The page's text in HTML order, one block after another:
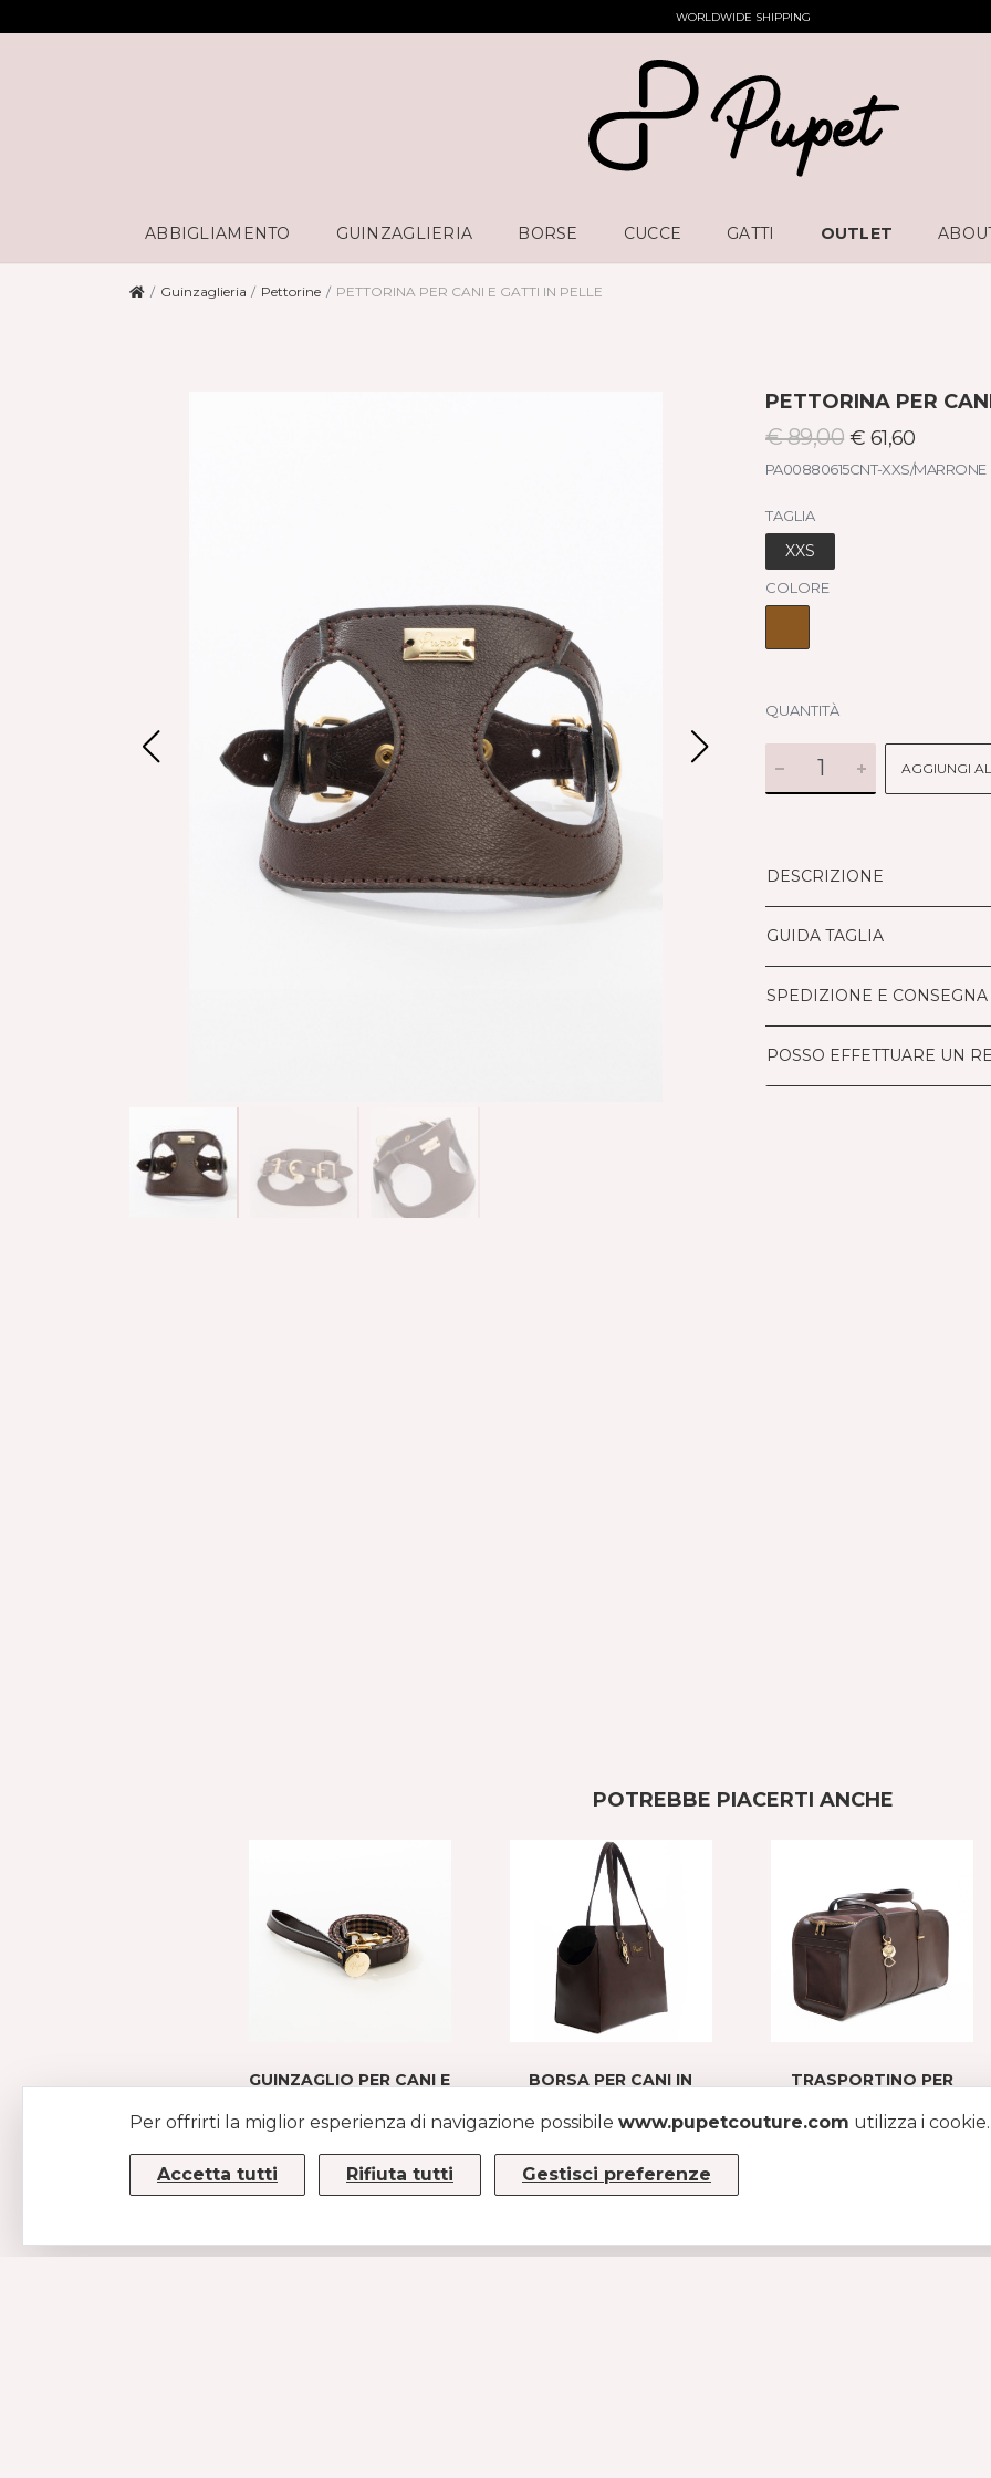
WORLDWIDE SHIPPING
ABBIGLIAMENTO GUINZAGLIERIA BORSE CUCCE GATTI OUTLET
Guinzaglieria Pettorine PETTORINA PER CANI E GATTI IN PELLE
PETTORINA PER
€ 89,00 € 61,60
PA00880615CNT-XXS/MARRONE
TAGLIA
XXS
COLORE
QUANTITÀ
AGGIUNGI
DESCRIZIONE
GUIDA TAGLIA
SPEDIZIONE E CONSEGNA
POSSO EFFETTUARE UN
POTREBBE PIACERTI ANCHE
GUINZAGLIO PER CANI E
SCOZZESE
€69
BORSA PER CANI IN
MARRONE
€290
TRASPORTINO PER
MARRONE
Per offrirti la miglior esperienza di navigazione possibile www.pupetcouture.com utilizza i
Accetta tutti Rifiuta tutti Gestisci preferenze